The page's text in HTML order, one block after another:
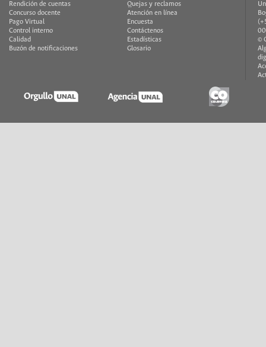
Rendición de cuentas
Concurso docente
Pago Virtual
Control interno
Calidad
Buzón de notificaciones
Quejas y reclamos
Atención en línea
Encuesta
Contáctenos
Estadísticas
Glosario
©